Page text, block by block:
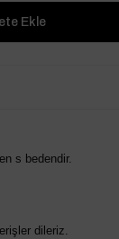
s bedendir.
dileriz.